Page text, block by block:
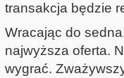
transakcja będzie
Wracając do
najwyższa oferta.
wygrać.